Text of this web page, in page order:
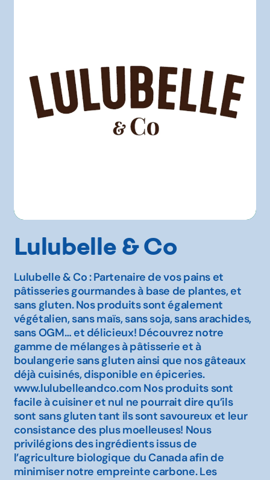
Lulubelle & Co
Lulubelle & Co : Partenaire de vos pains et
pâtisseries gourmandes à base de plantes, et
sans gluten. Nos produits sont également
végétalien, sans maïs, sans soja, sans arachides,
sans OGM… et délicieux! Découvrez notre
gamme de mélanges à pâtisserie et à
boulangerie sans gluten ainsi que nos gâteaux
déjà cuisinés, disponible en épiceries.
www.lulubelleandco.com Nos produits sont
facile à cuisiner et nul ne pourrait dire qu’ils
sont sans gluten tant ils sont savoureux et leur
consistance des plus moelleuses! Nous
privilégions des ingrédients issus de
l’agriculture biologique du Canada afin de
minimiser notre empreinte carbone. Les